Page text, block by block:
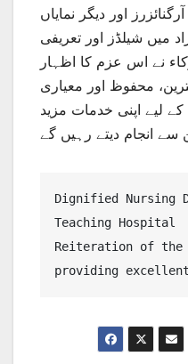
اور دیگر نمایاں
میں شیلڈز اور تعریفی
نے اس عزم کا اظہار
محفوظ اور معیاری
لیے اپنی خدمات مزید
سے انجام دیتے رہیں گے
Dignified Nursing
Teaching Hospital
Reiteration of the
providing